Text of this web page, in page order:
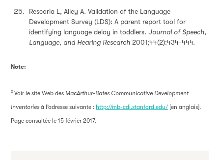
Rescorla L, Alley A. Validation of the Language
Development Survey (LDS): A parent report tool for
identifying language delay in toddlers. Journal of Speech,
Language, and Hearing Research 2001;44(2):434-444.
Note:
a Voir le site Web des MacArthur-Bates Communicative Development
Inventories à l’adresse suivante : http://mb-cdi.stanford.edu/ [en anglais].
Page consultée le 15 février 2017.